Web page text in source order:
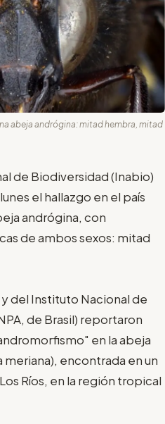
abeja andrógina: mitad hembra, mitad
de Biodiversidad (Inabio)
el hallazgo en el país
andrógina, con
de ambos sexos: mitad
del Instituto Nacional de
de Brasil) reportaron
en la abeja
meriana), encontrada en un
Ríos, en la región tropical